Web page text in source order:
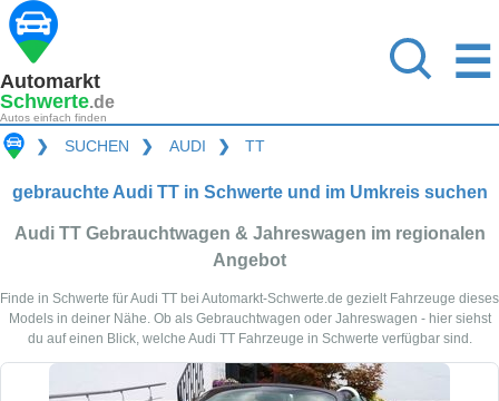
Automarkt
Schwerte.de
Autos einfach finden
☰
❯ SUCHEN ❯ AUDI ❯ TT
gebrauchte Audi TT in Schwerte und im Umkreis suchen
Audi TT Gebrauchtwagen & Jahreswagen im regionalen
Angebot
Finde in Schwerte für Audi TT bei Automarkt-Schwerte.de gezielt Fahrzeuge dieses
Models in deiner Nähe. Ob als Gebrauchtwagen oder Jahreswagen - hier siehst
du auf einen Blick, welche Audi TT Fahrzeuge in Schwerte verfügbar sind.